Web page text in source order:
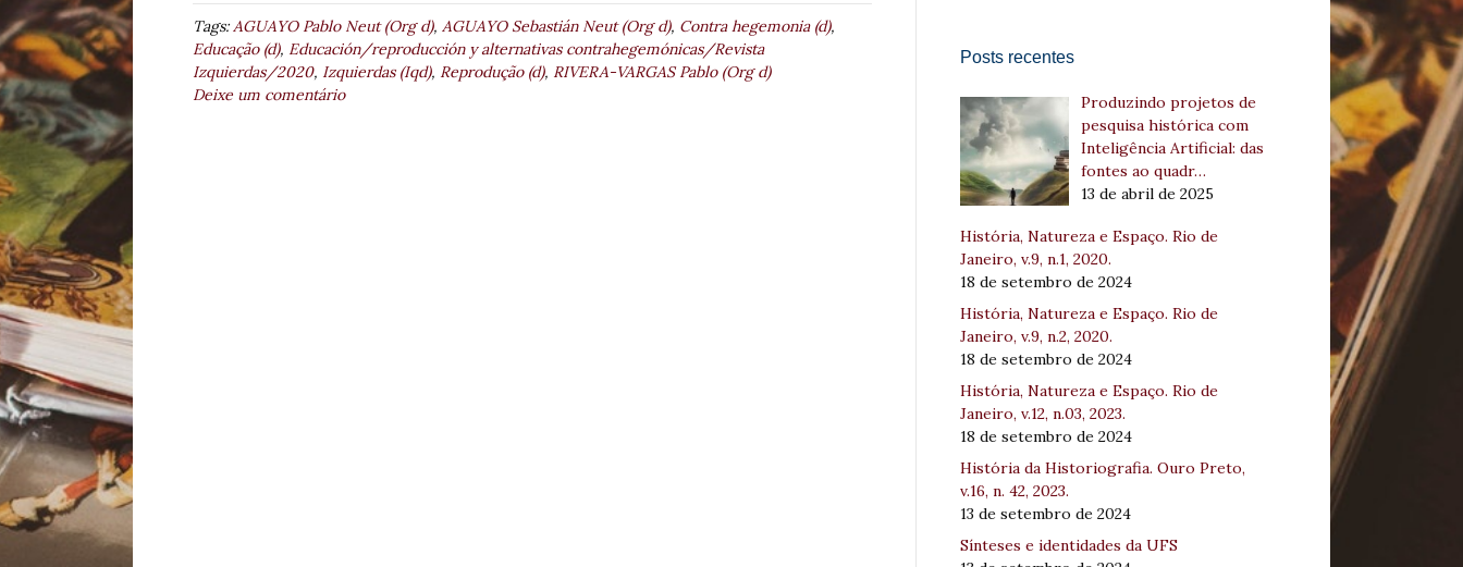
Tags:AGUAYO Pablo Neut (Org d), AGUAYO Sebastián Neut (Org d), Contra hegemonia (d),
Educação (d), Educación/reproducción y alternativas contrahegemónicas/Revista
Izquierdas/2020, Izquierdas (Iqd), Reprodução (d), RIVERA-VARGAS Pablo (Org d)
Deixe um comentário
Posts recentes
Produzindo projetos de
pesquisa histórica com
Inteligência Artificial: das
fontes ao quadr…
13 de abril de 2025
História, Natureza e Espaço. Rio de
Janeiro, v.9, n.1, 2020.
18 de setembro de 2024
História, Natureza e Espaço. Rio de
Janeiro, v.9, n.2, 2020.
18 de setembro de 2024
História, Natureza e Espaço. Rio de
Janeiro, v.12, n.03, 2023.
18 de setembro de 2024
História da Historiografia. Ouro Preto,
v.16, n. 42, 2023.
13 de setembro de 2024
Sínteses e identidades da UFS